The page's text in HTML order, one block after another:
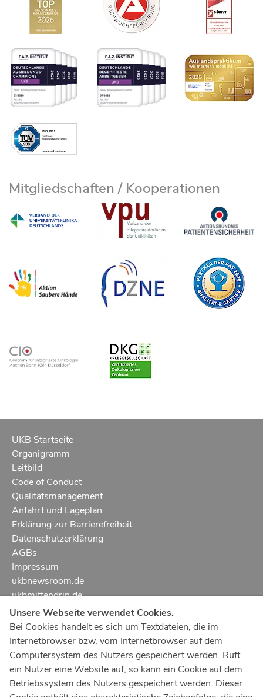
Mitgliedschaften / Kooperationen
UKB Startseite
Organigramm
Leitbild
Code of Conduct
Qualitätsmanagement
Anfahrt und Lageplan
Erklärung zur Barrierefreiheit
Datenschutzerklärung
AGBs
Impressum
ukbnewsroom.de
ukbmittendrin.de
Notruf112
Ärztlicher Notdienst116 117
Giftnotrufzentrale
Tel: +49 22819240
Unsere Webseite verwendet Cookies.
Bei Cookies handelt es sich um Textdateien, die im
Internetbrowser bzw. vom Internetbrowser auf dem
Computersystem des Nutzers gespeichert werden. Ruft
ein Nutzer eine Website auf, so kann ein Cookie auf dem
Betriebssystem des Nutzers gespeichert werden. Dieser